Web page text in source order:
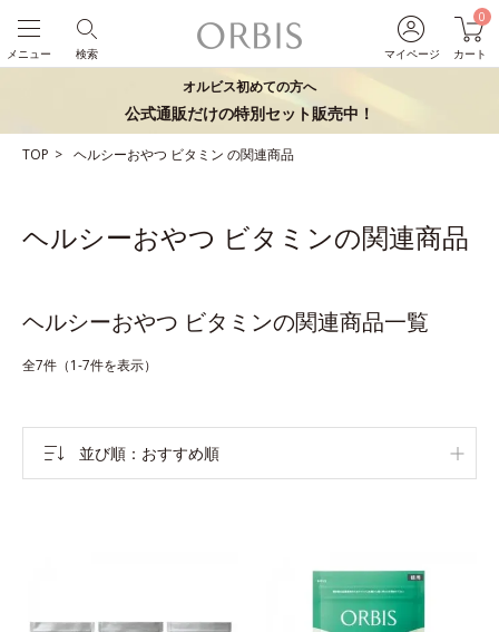
マイページ
0
カート
検索
メニュー
オルビス初めての方へ
公式通販だけの特別セット販売中！
TOP ヘルシーおやつ ビタミン の関連商品
ヘルシーおやつ ビタミンの関連商品
ヘルシーおやつ ビタミンの関連商品一覧
全7件（1-7件を表示）
並び順 おすすめ順